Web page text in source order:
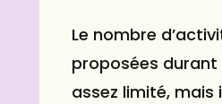
Le nombre
proposées
assez limité, mais